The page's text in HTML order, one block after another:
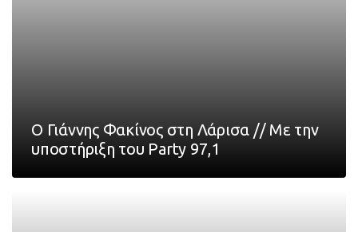
Ο Γιάννης Φακίνος στη Λάρισα // Με την
υποστήριξη του Party 97,1